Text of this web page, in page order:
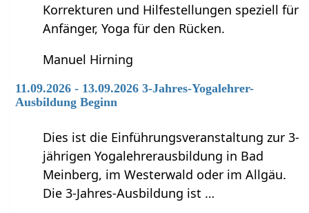
Korrekturen und Hilfestellungen speziell für
Anfänger, Yoga für den Rücken.
Manuel Hirning
11.09.2026 - 13.09.2026 3-Jahres-Yogalehrer-
Ausbildung Beginn
Dies ist die Einführungsveranstaltung zur 3-
jährigen Yogalehrerausbildung in Bad
Meinberg, im Westerwald oder im Allgäu.
Die 3-Jahres-Ausbildung ist …